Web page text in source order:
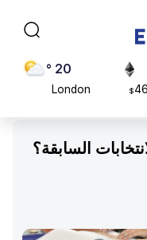
$
20 °
London
23 °
23 °
السابقة؟